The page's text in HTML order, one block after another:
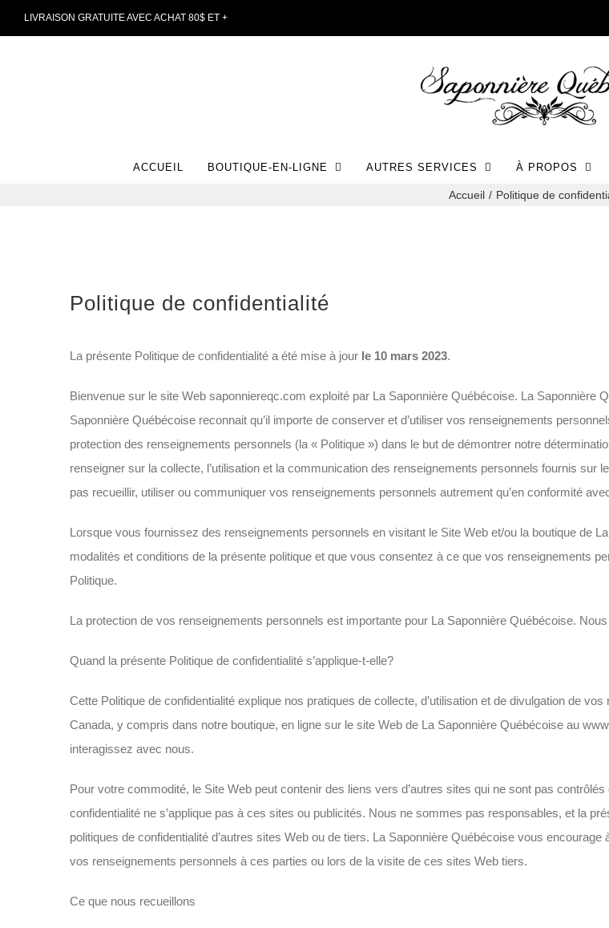
Passer
au
LIVRAISON GRATUITE AVEC ACHAT 80$ ET +
ACCUEIL BOUTIQUE-EN-LIGNE AUTRES SERVICES À PROPOS
Accueil Politique de
Politique de confidentialité
La présente Politique de confidentialité a été mise à jour le 10 mars 2023.
Bienvenue sur le site Web saponniereqc.com exploité par La Saponnière Québécoise. La Saponnière
Saponnière Québécoise reconnait qu’il importe de conserver et d’utiliser vos renseignements
protection des renseignements personnels (la « Politique ») dans le but de démontrer notre
renseigner sur la collecte, l’utilisation et la communication des renseignements personnels fournis sur
pas recueillir, utiliser ou communiquer vos renseignements personnels autrement qu’en conformité
Lorsque vous fournissez des renseignements personnels en visitant le Site Web et/ou la boutique de
modalités et conditions de la présente politique et que vous consentez à ce que vos renseignements
Politique.
La protection de vos renseignements personnels est importante pour La Saponnière Québécoise.
Quand la présente Politique de confidentialité s’applique-t-elle?
Cette Politique de confidentialité explique nos pratiques de collecte, d’utilisation et de divulgation de
Canada, y compris dans notre boutique, en ligne sur le site Web de La Saponnière Québécoise au
interagissez avec nous.
Pour votre commodité, le Site Web peut contenir des liens vers d’autres sites qui ne sont pas
confidentialité ne s’applique pas à ces sites ou publicités. Nous ne sommes pas responsables, et la
politiques de confidentialité d’autres sites Web ou de tiers. La Saponnière Québécoise vous
vos renseignements personnels à ces parties ou lors de la visite de ces sites Web tiers.
Ce que nous recueillons